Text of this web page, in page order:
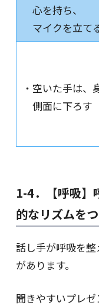
心を持ち、
マイクを立て
・空いた手は、
側面に下ろす
1-4．【呼吸】
的なリズムを
話し手が呼吸を
があります。
聞きやすいプレ